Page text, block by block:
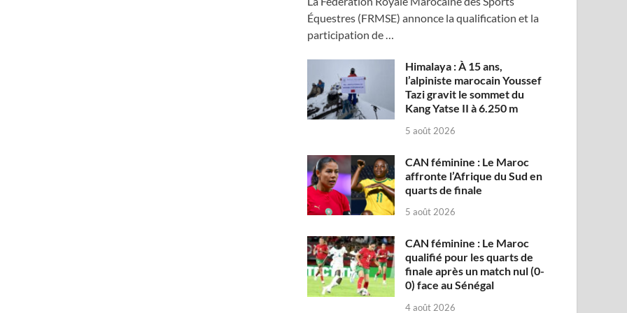
Équestres (FRMSE) annonce la qualification et la
participation de …
Himalaya : À 15 ans,
l’alpiniste marocain Youssef
Tazi gravit le sommet du
Kang Yatse II à 6.250 m
5 août 2026
CAN féminine : Le Maroc
affronte l’Afrique du Sud en
quarts de finale
5 août 2026
CAN féminine : Le Maroc
qualifié pour les quarts de
finale après un match nul (0-
0) face au Sénégal
4 août 2026